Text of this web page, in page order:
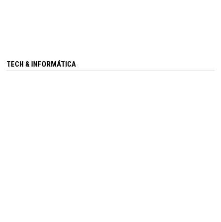
TECH & INFORMÁTICA